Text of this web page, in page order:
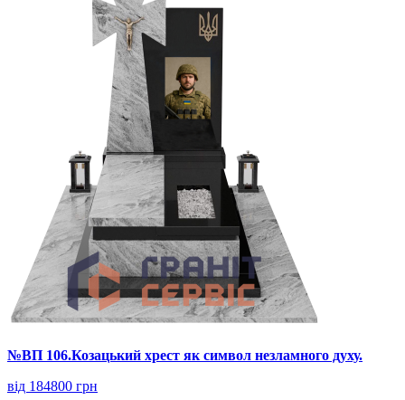
№ВП 106.Козацький хрест як символ незламного духу.
від 184800 грн